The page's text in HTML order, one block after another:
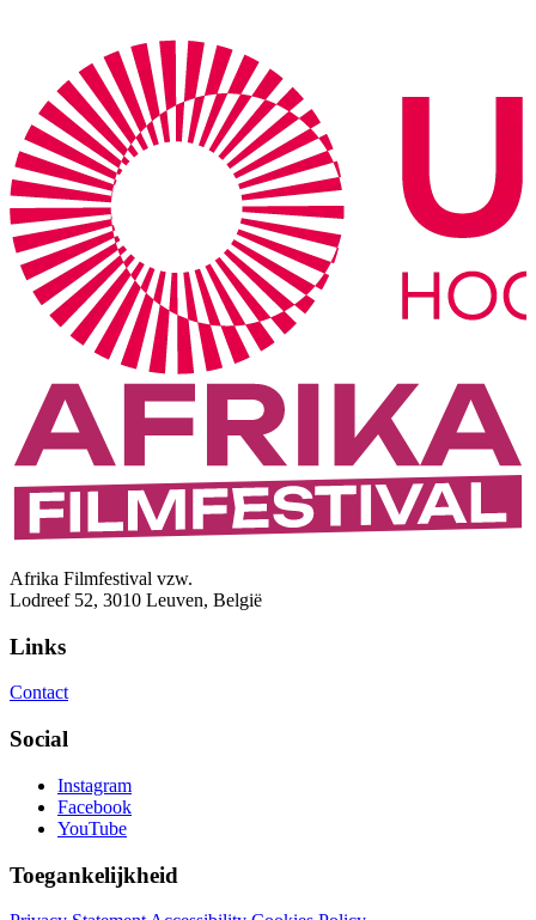
Afrika Filmfestival vzw.
Lodreef 52, 3010 Leuven, België
Links
Contact
Social
Instagram
Facebook
YouTube
Toegankelijkheid